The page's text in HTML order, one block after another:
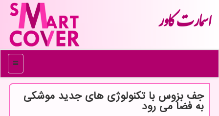
اسمارت كاور
منو
جف بزوس با تكنولوژی های جدید موشكی
به فضا می رود